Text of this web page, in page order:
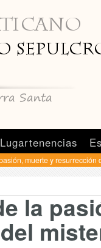
Lugartenencias
muerte y
la